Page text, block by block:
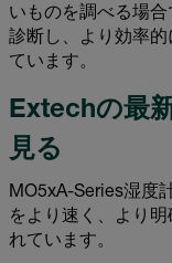
いものを調べる場
診断し、より効率
ています。
Extechの最
見る
MO5xA-Series湿度
をより速く、より
れています。